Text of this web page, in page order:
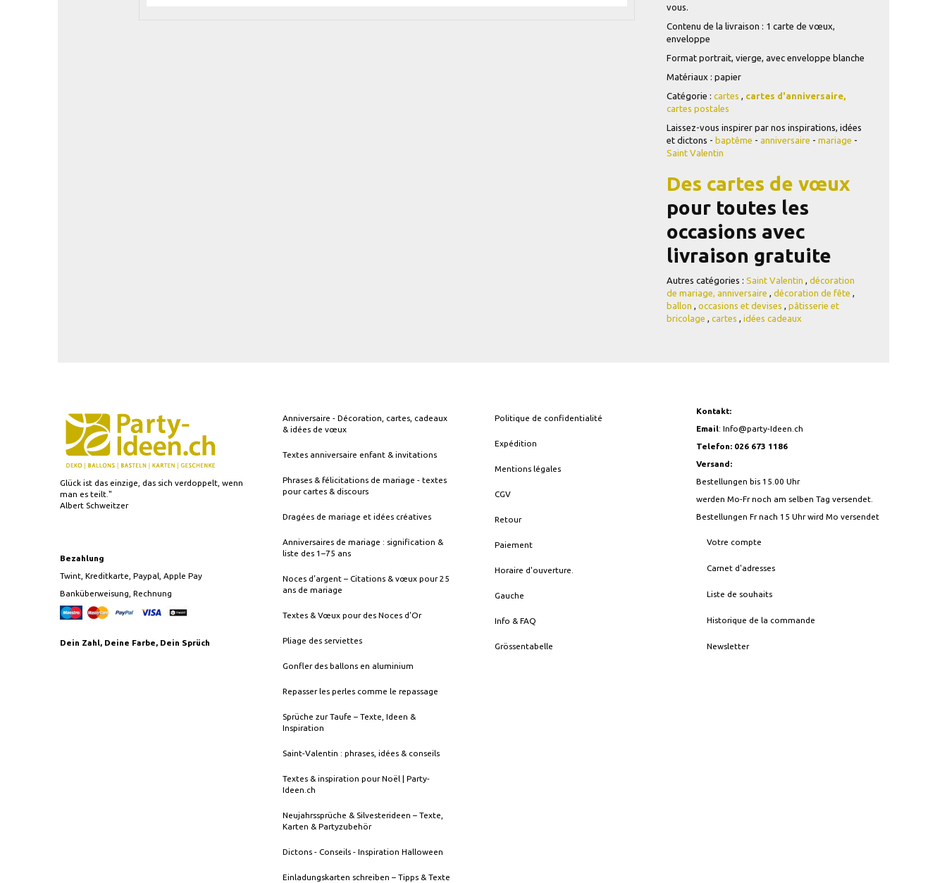
vous.
Contenu de la livraison : 1 carte de vœux,
enveloppe
Format portrait, vierge, avec enveloppe blanche
Matériaux : papier
Catégorie : cartes
cartes d'anniversaire,
cartes postales
Laissez-vous inspirer par nos inspirations, idées
et dictons - baptême - anniversaire - mariage -
Saint Valentin
Des cartes de vœux
pour toutes les
occasions avec
livraison gratuite
Autres catégories : Saint Valentin
décoration
de mariage, anniversaire décoration de fête
ballon
occasions et devises
pâtisserie et
bricolage
cartes idées cadeaux
Glück ist das einzige, das sich verdoppelt, wenn
man es teilt."
Albert Schweitzer
Bezahlung
Twint, Kreditkarte, Paypal, Apple Pay
Banküberweisung, Rechnung
Dein Zahl, Deine Farbe, Dein Sprüch
Anniversaire - Décoration, cartes, cadeaux
& idées de vœux
Textes anniversaire enfant & invitations
Phrases & félicitations de mariage - textes
pour cartes & discours
Dragées de mariage et idées créatives
Anniversaires de mariage : signification &
liste des 1–75 ans
Noces d’argent – Citations & vœux pour 25
ans de mariage
Textes & Vœux pour des Noces d’Or
Pliage des serviettes
Gonfler des ballons en aluminium
Repasser les perles comme le repassage
Sprüche zur Taufe – Texte, Ideen &
Inspiration
Saint-Valentin : phrases, idées & conseils
Textes & inspiration pour Noël | Party-
Ideen.ch
Neujahrssprüche & Silvesterideen – Texte,
Karten & Partyzubehör
Dictons - Conseils - Inspiration Halloween
Einladungskarten schreiben – Tipps & Texte
Politique de confidentialité
Expédition
Mentions légales
CGV
Retour
Paiement
Horaire d'ouverture.
Gauche
Info & FAQ
Grössentabelle
Kontakt:
Email:Info@party-Ideen.ch
Telefon: 026 673 1186
Versand:
Bestellungen bis 15.00 Uhr
werden Mo-Fr noch am selben Tag versendet.
Bestellungen Fr nach 15 Uhr wird Mo versendet
Votre compte
Carnet d'adresses
Liste de souhaits
Historique de la commande
Newsletter